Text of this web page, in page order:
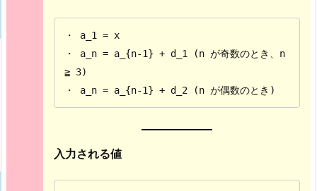
・ a_1 = x
・ a_n = a_{n-1} + d_1 (n が奇数のとき、n
≧ 3)
・ a_n = a_{n-1} + d_2 (n が偶数のとき)
入力される値